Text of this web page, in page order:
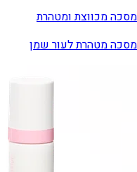
מסכה מכווצת ומטהרת
מסכה מטהרת לעור שמן